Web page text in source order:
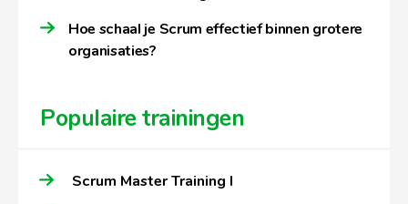
Hoe schaal je Scrum effectief binnen grotere
organisaties?
Populaire trainingen
Scrum Master Training I